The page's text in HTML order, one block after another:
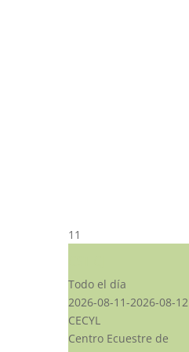
11
Todo el día
2026-08-11-2026-08-12
CECYL
Centro Ecuestre de